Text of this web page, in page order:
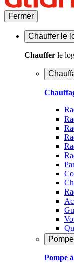
Fermer
Chauffer le
Chauffer le
Pompe